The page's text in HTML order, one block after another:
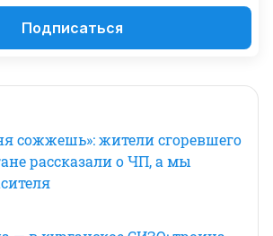
Подписаться
сожжешь»: жители сгоревшего
рассказали о ЧП, а мы